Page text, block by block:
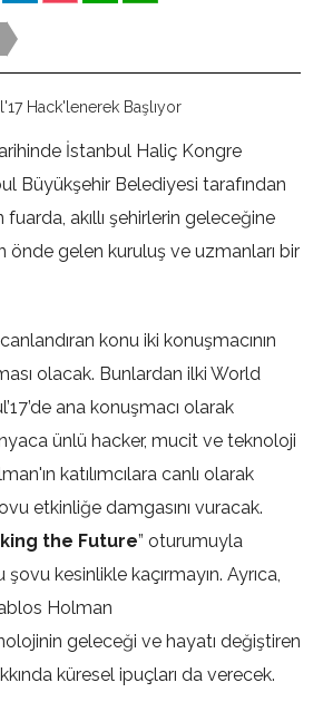
İstanbul Haliç Kongre
Büyükşehir Belediyesi tarafından
akıllı şehirlerin geleceğine
önde gelen kuruluş ve uzmanları bir
konu iki konuşmacının
olacak. Bunlardan ilki World
ana konuşmacı olarak
ünlü hacker, mucit ve teknoloji
katılımcılara canlı olarak
etkinliğe damgasını vuracak.
the Future” oturumuyla
kesinlikle kaçırmayın. Ayrıca,
Holman
geleceği ve hayatı değiştiren
küresel ipuçları da verecek.